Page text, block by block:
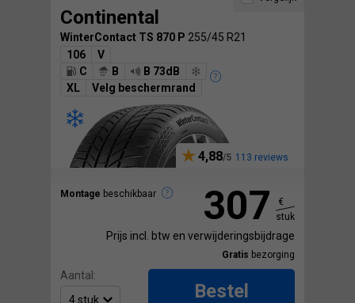
Continental
WinterContact TS 870 P 255/45 R21
106
V
C
B
B 73dB
XL
Velg beschermrand
4,88 113 reviews
Montage beschikbaar 307
€
stuk
Prijs incl. btw en verwijderingsbijdrage
Gratis bezorging
Aantal:
Bestel